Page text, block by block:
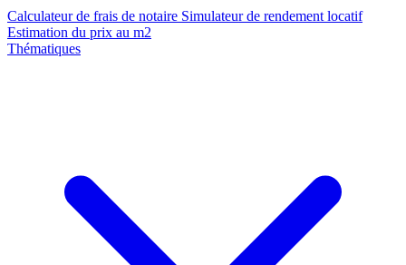
Calculateur de frais de notaire Simulateur de rendement locatif
Estimation du prix au m2
Thématiques